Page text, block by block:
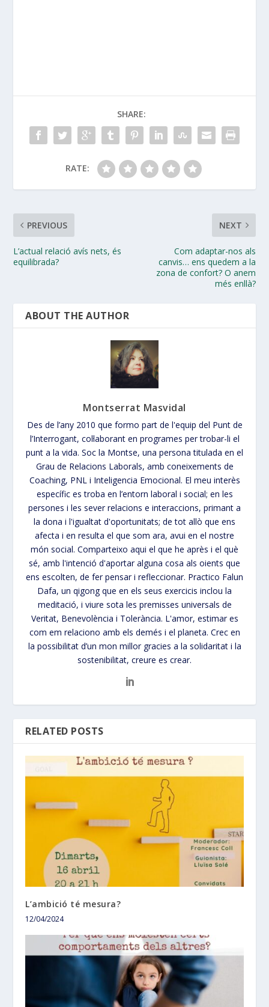
SHARE:
RATE:
PREVIOUS
L’actual relació avís nets, és
equilibrada?
NEXT
Com adaptar-nos als
canvis… ens quedem a la
zona de confort? O anem
més enllà?
ABOUT THE AUTHOR
Montserrat Masvidal
Des de l’any 2010 que formo part de l'equip del Punt de
l’Interrogant, col·laborant en programes per trobar-li el
punt a la vida. Soc la Montse, una persona titulada en el
Grau de Relacions Laborals, amb coneixements de
Coaching, PNL i Inteligencia Emocional. El meu interès
específic es troba en l’entorn laboral i social; en les
persones i les sever relacions e interaccions, primant a
la dona i l'igualtat d'oportunitats; de tot allò que ens
afecta i en resulta el que som ara, avui en el nostre
món social. Comparteixo aqui el que he après i el què
sé, amb l'intenció d'aportar alguna cosa als oients que
ens escolten, de fer pensar i refleccionar. Practico Falun
Dafa, un qigong que en els seus exercicis inclou la
meditació, i viure sota les premisses universals de
Veritat, Benevolència i Tolerància. L'amor, estimar es
com em relaciono amb els demés i el planeta. Crec en
la possibilitat d’un mon millor gracies a la solidaritat i la
sostenibilitat, creure es crear.
RELATED POSTS
L’ambició té mesura?
12/04/2024